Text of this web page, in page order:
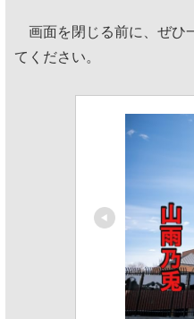
画面を閉じる前に、ぜひ
てください。